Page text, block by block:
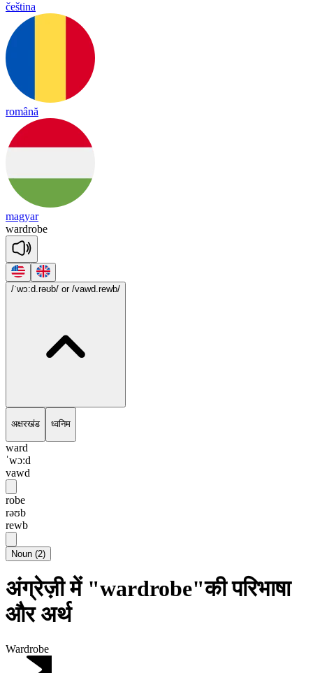
čeština
română
magyar
wardrobe
/ˈwɔ:d.rəʊb/ or /vawd.rewb/
अक्षरखंड ध्वनिम
ward
ˈwɔ:d
vawd
robe
rəʊb
rewb
Noun (2)
अंग्रेज़ी में "wardrobe"की परिभाषा
और अर्थ
Wardrobe